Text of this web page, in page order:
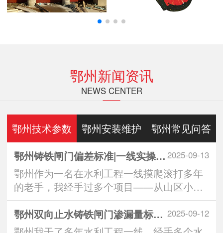
鄂州新闻资讯
NEWS CENTER
鄂州技术参数 鄂州安装维护 鄂州常见问答
2025-09-13
鄂州铸铁闸门偏差标准|一线实操全解析：从生产到安装的3大重要控制点
鄂州作为一名在水利工程一线摸爬滚打多年
的老手，我经手过多个项目——从山区小水
库到城市排水···
2025-09-12
鄂州双向止水铸铁闸门渗漏量标准｜实操派*看的“零漏”硬核指南